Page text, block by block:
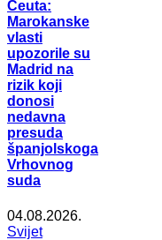
Ceuta:
Marokanske
vlasti
upozorile su
Madrid na
rizik koji
donosi
nedavna
presuda
španjolskoga
Vrhovnog
suda
04.08.2026.
Svijet